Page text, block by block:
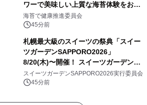
ワーで美味しい上質な海苔体験をお届
けします！
海苔で健康推進委員会
45分前
札幌最大級のスイーツの祭典「スイー
ツガーデンSAPPORO2026」
8/20(木)〜開催！ スイーツガーデン史
上最多50種のコラボケーキが集結／前
日8/19(水)メディア試食会も初開催
スイーツガーデンSAPPORO2026実行委員会
45分前